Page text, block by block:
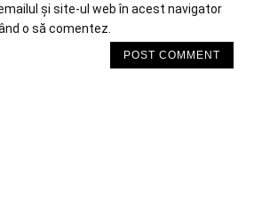
și site-ul web în acest navigator
o să comentez.